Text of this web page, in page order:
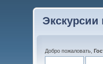
Экскурсии
Добро пожаловать,